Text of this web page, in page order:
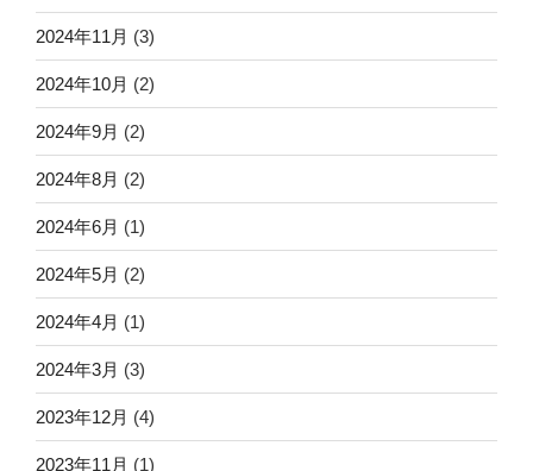
2024年11月 (3)
2024年10月 (2)
2024年9月 (2)
2024年8月 (2)
2024年6月 (1)
2024年5月 (2)
2024年4月 (1)
2024年3月 (3)
2023年12月 (4)
2023年11月 (1)